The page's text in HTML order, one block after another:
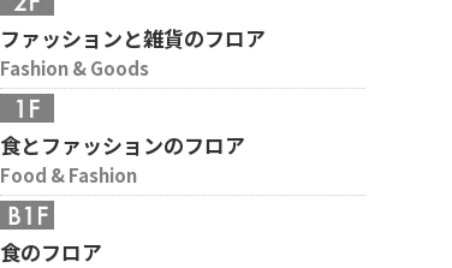
ファッションと雑貨のフロア
Fashion & Goods
食とファッションのフロア
Food & Fashion
食のフロア